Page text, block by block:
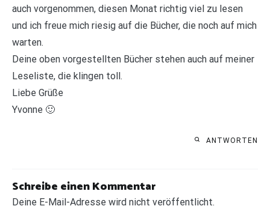
auch vorgenommen, diesen Monat richtig viel zu lesen
und ich freue mich riesig auf die Bücher, die noch auf mich
warten.
Deine oben vorgestellten Bücher stehen auch auf meiner
Leseliste, die klingen toll.
Liebe Grüße
Yvonne 🙂
ANTWORTEN
Schreibe einen Kommentar
Deine E-Mail-Adresse wird nicht veröffentlicht.